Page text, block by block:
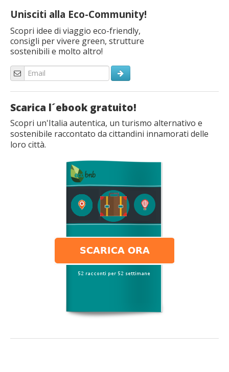
Unisciti alla Eco-Community!
Scopri idee di viaggio eco-friendly,
consigli per vivere green, strutture
sostenibili e molto altro!
Scarica l´ebook gratuito!
Scopri un'Italia autentica, un turismo alternativo e
sostenibile raccontato da cittandini innamorati delle
loro città.